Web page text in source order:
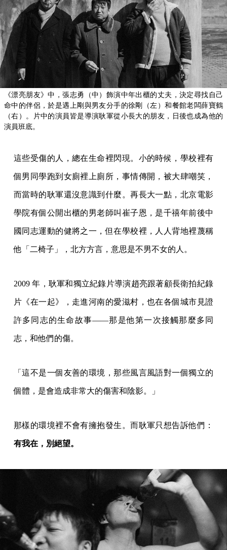
《漂亮朋友》中，張志勇（中）飾演中年出櫃的丈夫，決定尋找自己
命中的伴侶，於是遇上剛與男友分手的徐剛（左）和餐館老闆薛寶鶴
（右）。片中的演員皆是導演耿軍從小長大的朋友，日後也成為他的
演員班底。
這些受傷的人，總在生命裡閃現。小的時候，學校裡有
個男同學跑到女廁裡上廁所，事情傳開，被大肆嘲笑，
而當時的耿軍還沒意識到什麼。再長大一點，北京電影
學院有個公開出櫃的男老師叫崔子恩，是千禧年前後中
國同志運動的健將之一，但在學校裡，人人背地裡蔑稱
他「二椅子」，北方方言，意思是不男不女的人。
2009 年，耿軍和獨立紀錄片導演趙亮跟著顧長衛拍紀錄
片《在一起》，走進河南的愛滋村，也在各個城市見證
許多同志的生命故事——那是他第一次接觸那麼多同
志，和他們的傷。
「這不是一個友善的環境，那些風言風語對一個獨立的
個體，是會造成非常大的傷害和陰影。」
那樣的環境裡不會有擁抱發生。而耿軍只想告訴他們：
有我在，別絕望。